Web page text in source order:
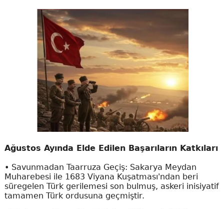
Ağustos Ayında Elde Edilen Başarıların Katkıları
• Savunmadan Taarruza Geçiş: Sakarya Meydan
Muharebesi ile 1683 Viyana Kuşatması'ndan beri
süregelen Türk gerilemesi son bulmuş, askeri inisiyatif
tamamen Türk ordusuna geçmiştir.